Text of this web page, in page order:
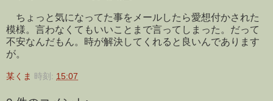
ちょっと気になってた事をメールしたら愛想付かされた
模様。言わなくてもいいことまで言ってしまった。だって
不安なんだもん。時が解決してくれると良いんであります
が。
某くま 時刻: 15:07